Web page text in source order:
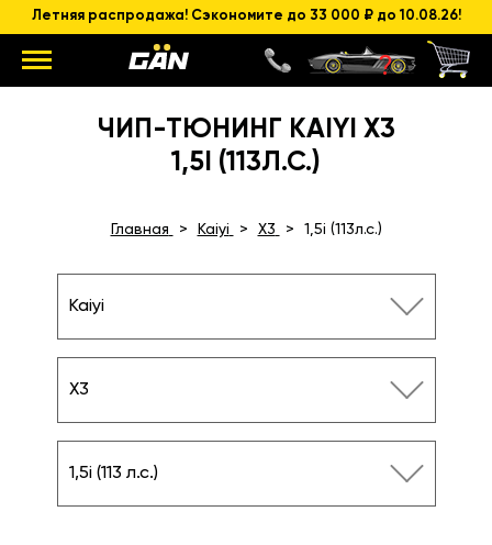
Летняя распродажа! Сэкономите до 33 000 ₽ до 10.08.26!
ЧИП-ТЮНИНГ KAIYI X3
1,5I (113Л.С.)
Главная Kaiyi X3 1,5i (113л.с.)
Kaiyi
X3
1,5i (113 л.с.)